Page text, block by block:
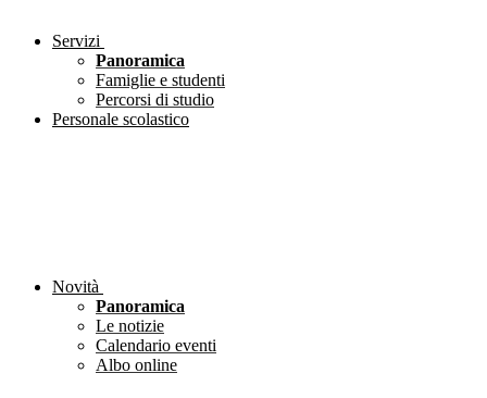
Servizi
Panoramica
Famiglie e studenti
Percorsi di studio
Personale scolastico
Novità
Panoramica
Le notizie
Calendario eventi
Albo online